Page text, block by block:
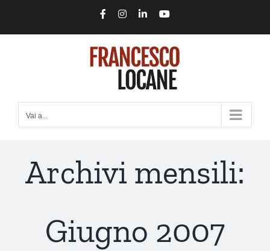
FacebookInstagram
LinkedInYouTube
Vai a...
Archivi mensili:
Giugno 2007